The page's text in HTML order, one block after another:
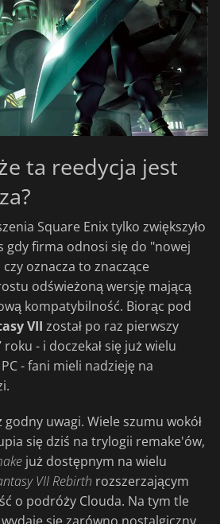
ta reedycja jest
Square Enix tylko zwiększyło
gdy firma odnosi się do "nowej
oznacza to znaczące
odświeżoną wersję mającą
kompatybilność. Biorąc pod
VII został po raz pierwszy
- i doczekał się już wielu
- fani mieli nadzieję na
uwagi. Wiele szumu wokół
się dziś na trylogii remake'ów,
już dostępnym na wielu
VII Rebirth rozszerzającym
o podróży Clouda. Na tym tle